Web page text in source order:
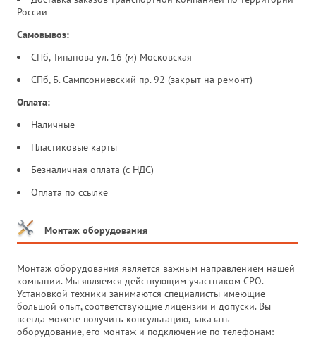
России
Самовывоз:
СПб, Типанова ул. 16 (м) Московская
СПб, Б. Сампсониевский пр. 92 (закрыт на ремонт)
Оплата:
Наличные
Пластиковые карты
Безналичная оплата (с НДС)
Оплата по ссылке
Монтаж оборудования
Монтаж оборудования является важным направлением нашей
компании. Мы являемся действующим участником СРО.
Установкой техники занимаются специалисты имеющие
большой опыт, соответствующие лицензии и допуски. Вы
всегда можете получить консультацию, заказать
оборудование, его монтаж и подключение по телефонам: